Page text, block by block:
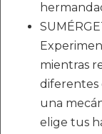
mientras
diferentes
una
elige tus